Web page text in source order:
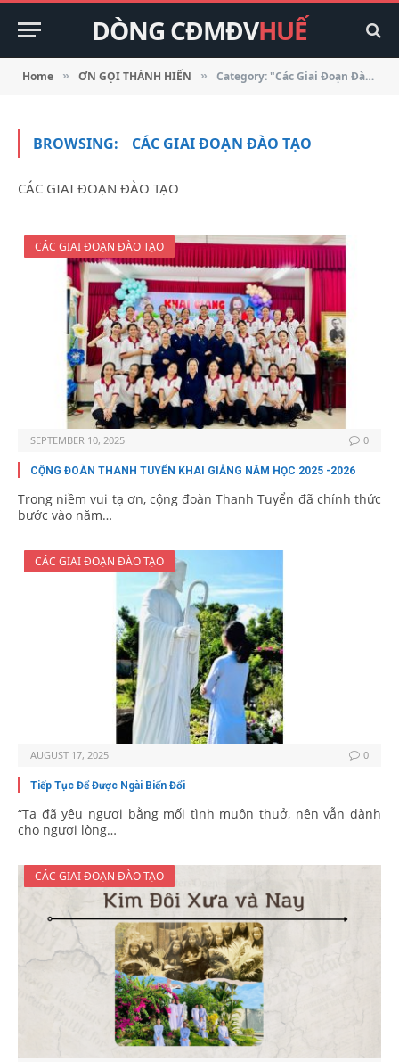
DÒNG CĐMĐVHUẾ
Home » ƠN GỌI THÁNH HIẾN » Category: "Các Giai Đoạn Đào Tạo"
BROWSING: CÁC GIAI ĐOẠN ĐÀO TẠO
CÁC GIAI ĐOẠN ĐÀO TẠO
CÁC GIAI ĐOẠN ĐÀO TẠO
SEPTEMBER 10, 2025 0
CỘNG ĐOÀN THANH TUYỂN KHAI GIẢNG NĂM HỌC 2025 -2026
Trong niềm vui tạ ơn, cộng đoàn Thanh Tuyển đã chính thức
bước vào năm…
CÁC GIAI ĐOẠN ĐÀO TẠO
AUGUST 17, 2025 0
Tiếp Tục Để Được Ngài Biến Đổi
“Ta đã yêu ngươi bằng mối tình muôn thuở, nên vẫn dành
cho ngươi lòng…
CÁC GIAI ĐOẠN ĐÀO TẠO